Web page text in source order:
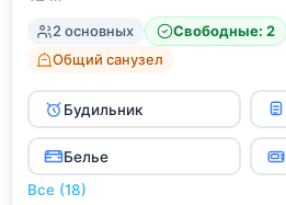
2 основных Свободные: 2
Общий санузел
Будильник
Белье
Все (18)